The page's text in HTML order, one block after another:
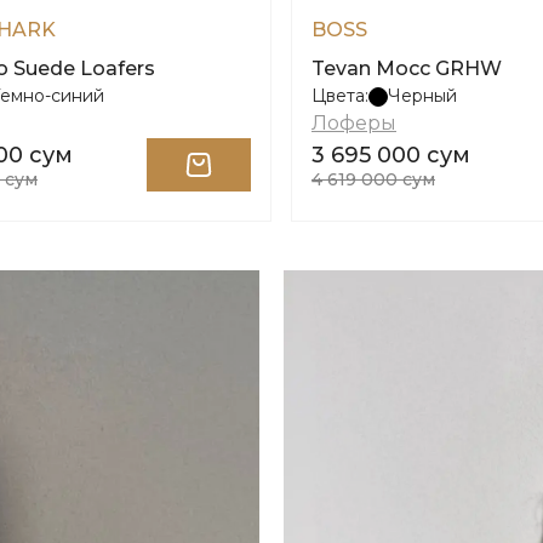
Suede Loafers
синий
сум
сум
BOSS
Tevan Mocc GRHW
Цвета: Черный
Лоферы
3 695 000 сум
4 619 000 сум